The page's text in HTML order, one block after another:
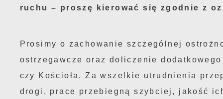
ruchu – proszę kierować się zgodnie z
Prosimy o zachowanie szczególnej
ostrzegawcze oraz doliczenie
czy Kościoła. Za wszelkie utrudnienia
drogi, prace przebiegną szybciej, jakość